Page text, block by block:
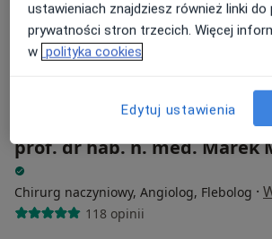
prof. dr hab. n. med. Marek
Chirurg naczyniowy, Angiolog, Flebolog ·
118 opinii
ustawieniach znajdziesz również linki do
prywatności stron trzecich. Więcej
w polityka cookies
Edytuj ustawienia